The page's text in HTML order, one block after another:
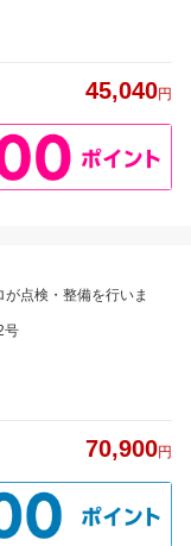
45,040円
点検・整備を行いま
号
70,900円